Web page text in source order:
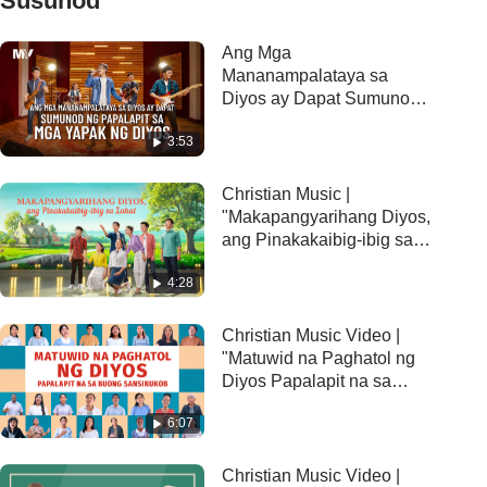
3:53
Ang Mga
Mananampalataya sa
Diyos ay Dapat Sumunod
4:28
Christian Music |
"Makapangyarihang Diyos,
ang Pinakakaibig-ibig sa
6:07
Christian Music Video |
"Matuwid na Paghatol ng
Diyos Papalapit na sa
Christian Music Video |